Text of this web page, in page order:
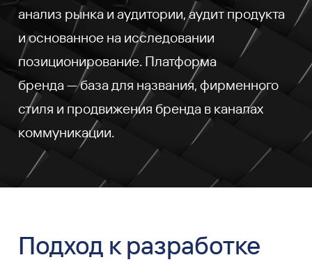
анализ рынка и аудитории, аудит продукта
и основанное на исследовании
позиционирование. Платформа
бренда — база для названия, фирменного
стиля и продвижения бренда в каналах
коммуникации.
Подход к разработке